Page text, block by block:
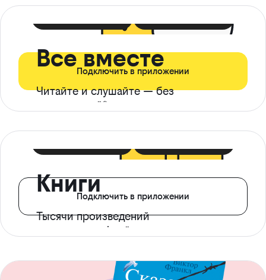
Все вместе
Читайте и слушайте — без
ограничений*
Подключить в приложении
Книги
Тысячи произведений
с доступом офлайн
Подключить в приложении